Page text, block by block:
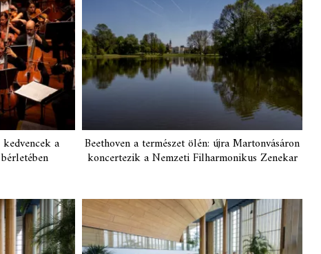
a Beethoven a természet ölén: újra Martonvásáron
koncertezik a Nemzeti Filharmonikus Zenekar